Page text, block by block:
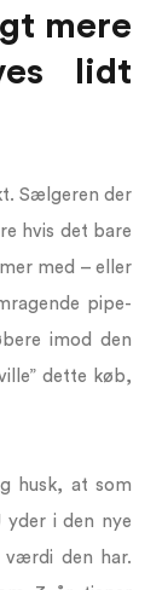
mere
lidt
Sælgeren der
hvis det bare
med – eller
pipe-
imod den
dette køb,
husk, at som
yder i den nye
værdi den har.